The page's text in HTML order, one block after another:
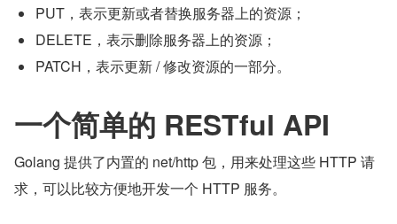
PUT，表示更新或者替换服务器上的资源；
DELETE，表示删除服务器上的资源；
PATCH，表示更新 / 修改资源的一部分。
一个简单的 RESTful API
Golang 提供了内置的 net/http 包，用来处理这些 HTTP 请
求，可以比较方便地开发一个 HTTP 服务。